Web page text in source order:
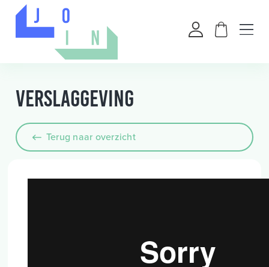
Verslaggeving
Terug naar overzicht